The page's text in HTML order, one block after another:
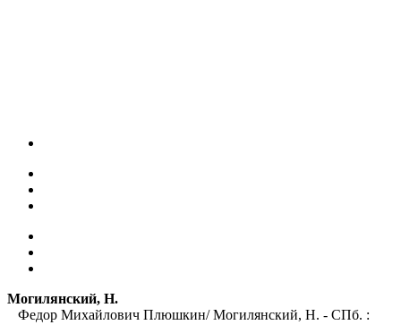
Могилянский, Н.
Федор Михайлович Плюшкин/ Могилянский, Н. - СПб. :